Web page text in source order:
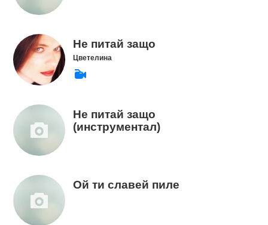
Не питай защо
Цветелина
Не питай защо
(инструментал)
Ой ти славей пиле